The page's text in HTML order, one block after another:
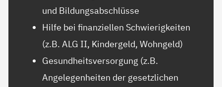
und Bildungsabschlüsse
Hilfe bei finanziellen Schwierigkeiten
(z.B. ALG II, Kindergeld, Wohngeld)
Gesundheitsversorgung (z.B.
Angelegenheiten der gesetzlichen